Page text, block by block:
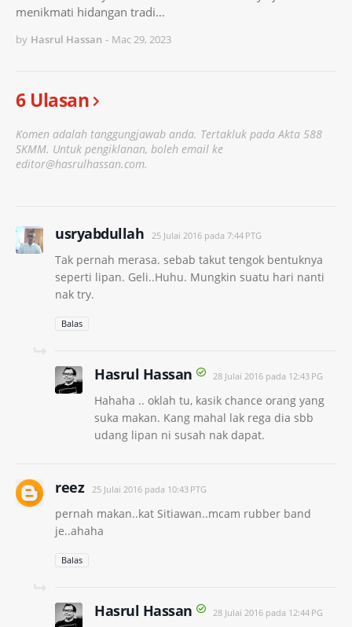
menikmati hidangan tradi…
by Hasrul Hassan - Mac 29, 2023
6 Ulasan
Komen adalah tanggungjawab anda. Tertakluk pada Akta 588
SKMM. Untuk pengiklanan, boleh email ke
editor@hasrulhassan.com.
usryabdullah 25 Julai 2016 pada 7:44 PTG
Tak pernah merasa. sebab takut tengok bentuknya
seperti lipan. Geli..Huhu. Mungkin suatu hari nanti
nak try.
Balas
Hasrul Hassan 28 Julai 2016 pada 12:43 PG
Hahaha .. oklah tu, kasik chance orang yang
suka makan. Kang mahal lak rega dia sbb
udang lipan ni susah nak dapat.
reez 25 Julai 2016 pada 10:43 PTG
pernah makan..kat Sitiawan..mcam rubber band
je..ahaha
Balas
Hasrul Hassan 28 Julai 2016 pada 12:44 PG